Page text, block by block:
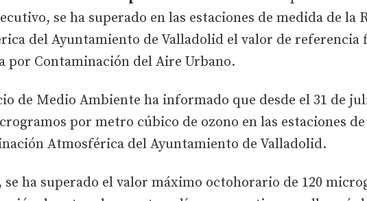
se ha superado en las estaciones de medida de
del Ayuntamiento de Valladolid el valor de referencia
por Contaminación del Aire Urbano.
de Medio Ambiente ha informado que desde el 31 de
por metro cúbico de ozono en las estaciones
Atmosférica del Ayuntamiento de Valladolid.
se ha superado el valor máximo octohorario de 120